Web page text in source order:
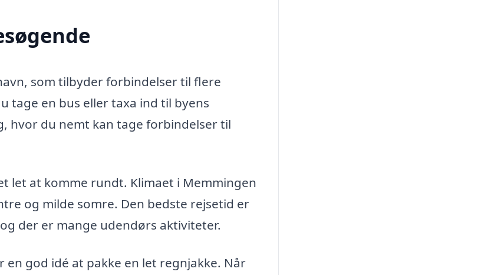
som tilbyder forbindelser til flere
tage en bus eller taxa ind til byens
hvor du nemt kan tage forbindelser til
let at komme rundt. Klimaet i Memmingen
og milde somre. Den bedste rejsetid er
der er mange udendørs aktiviteter.
god idé at pakke en let regnjakke. Når